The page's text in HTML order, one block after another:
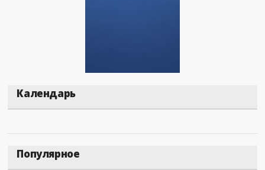
Календарь
Популярное